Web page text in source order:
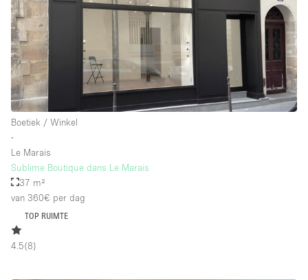
Boetiek / Winkel
∙
Le Marais
Sublime Boutique dans Le Marais
37 m²
van 360€ per dag
TOP RUIMTE
4.5(8)